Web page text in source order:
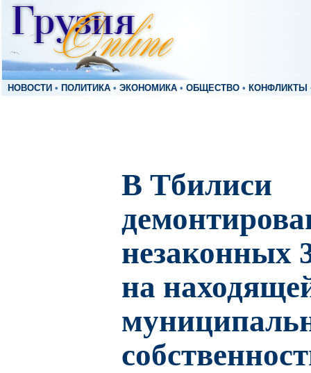
НОВОСТИ • ПОЛИТИКА • ЭКОНОМИКА • ОБЩЕСТВО • КОНФЛИКТЫ
В Тбилиси
незаконных
на